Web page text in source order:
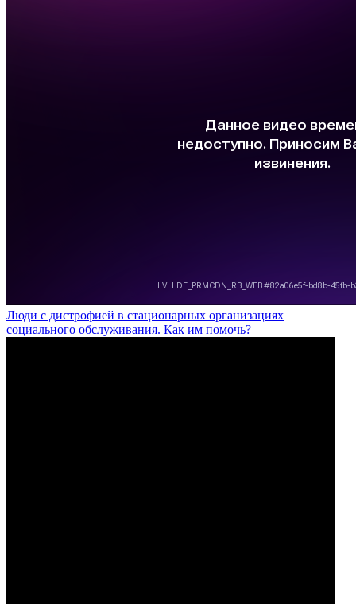
Люди с дистрофией в стационарных организациях
социального обслуживания. Как им помочь?